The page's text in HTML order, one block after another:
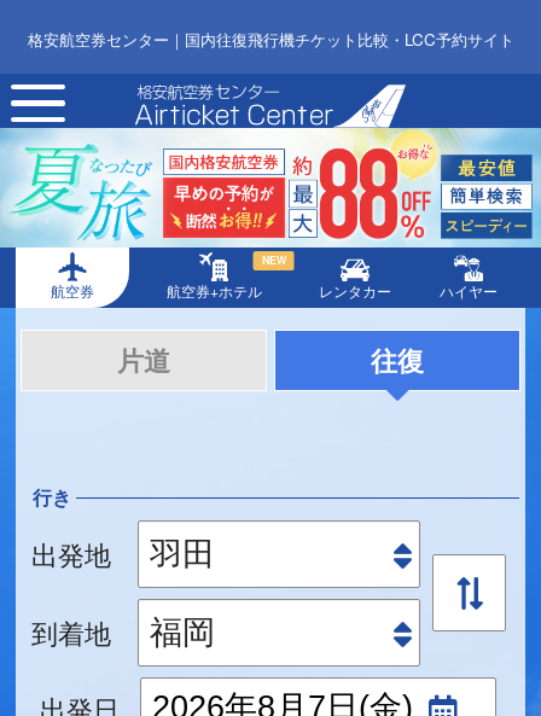
格安航空券センター｜国内往復飛行機チケット比較・LCC予約サイト
toggle
navigation
航空券 航空券+ホテル
NEW
レンタカー ハイヤー
片道 往復
行き
出発地
到着地
出発日